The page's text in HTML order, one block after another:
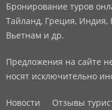
Бронирование туров
Тайланд, Греция,
Вьетнам и др.
Предложения на сайте
носят исключительно
Новости Отзывы